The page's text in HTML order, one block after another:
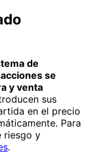
de
se
y venta
sus
en el precio
Para
riesgo y
.